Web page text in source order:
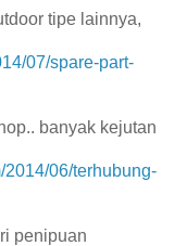
tipe lainnya,
07/spare-part-
banyak kejutan
2014/06/terhubung-
penipuan